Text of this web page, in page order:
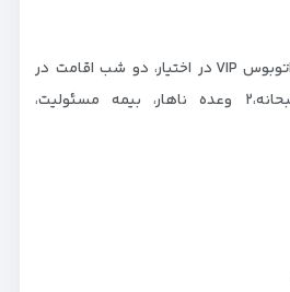
۱۱،۹۵۰،۰۰۰ تومان شامل اتوبوس VIP در اختیار، دو شب اقامت در
هتل سنتی،۳ وعده صبحانه،۲ وعده ناهار، بیمه مسئولیت،